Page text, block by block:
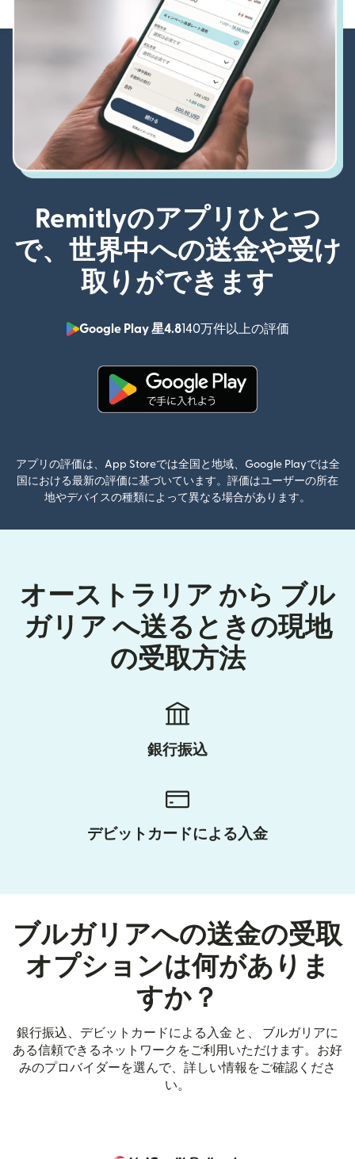
Remitlyのアプリひとつ
で、世界中への送金や受け
取りができます
Google Play 星4.8140万件以上の評価
（別ウィン
アプリの評価は、App Storeでは全国と地域、Google Playでは全
国における最新の評価に基づいています。評価はユーザーの所在
地やデバイスの種類によって異なる場合があります。
オーストラリア から ブル
ガリア へ送るときの現地
の受取方法
銀行振込
デビットカードによる入金
ブルガリアへの送金の受取
オプションは何がありま
すか？
銀行振込、デビットカードによる入金 と、 ブルガリアに
ある信頼できるネットワークをご利用いただけます。お好
みのプロバイダーを選んで、詳しい情報をご確認くださ
い。